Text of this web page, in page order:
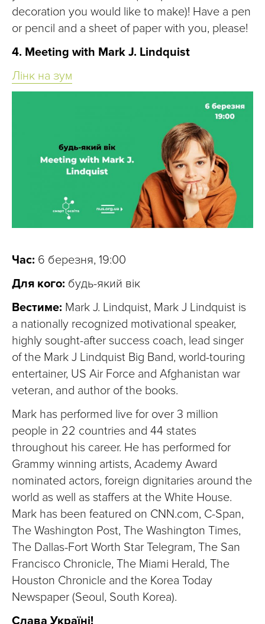
decoration you would like to make)! Have a pen
or pencil and a sheet of paper with you, please!
4. Meeting with Mark J. Lindquist
Лінк на зум
Час: 6 березня, 19:00
Для кого: будь-який вік
Вестиме: Mark J. Lindquist, Mark J Lindquist is
a nationally recognized motivational speaker,
highly sought-after success coach, lead singer
of the Mark J Lindquist Big Band, world-touring
entertainer, US Air Force and Afghanistan war
veteran, and author of the books.
Mark has performed live for over 3 million
people in 22 countries and 44 states
throughout his career. He has performed for
Grammy winning artists, Academy Award
nominated actors, foreign dignitaries around the
world as well as staffers at the White House.
Mark has been featured on CNN.com, C-Span,
The Washington Post, The Washington Times,
The Dallas-Fort Worth Star Telegram, The San
Francisco Chronicle, The Miami Herald, The
Houston Chronicle and the Korea Today
Newspaper (Seoul, South Korea).
Слава Україні!